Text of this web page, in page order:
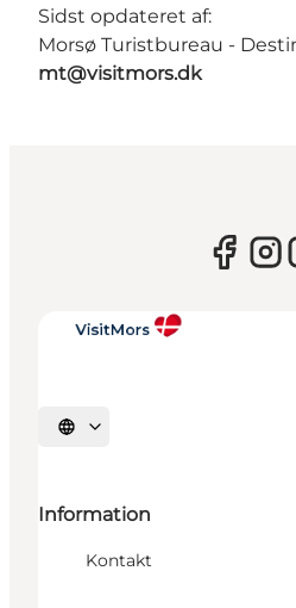
Sidst opdateret af:
Morsø Turistbureau -
mt@visitmors.dk
Vælg sprog
Information
Kontakt